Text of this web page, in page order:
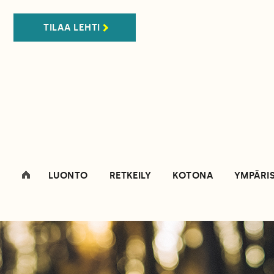
TILAA LEHTI
LUONTO RETKEILY KOTONA